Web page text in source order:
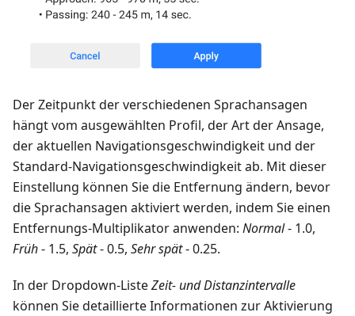
Der Zeitpunkt der verschiedenen Sprachansagen
hängt vom ausgewählten Profil, der Art der Ansage,
der aktuellen Navigationsgeschwindigkeit und der
Standard-Navigationsgeschwindigkeit ab. Mit dieser
Einstellung können Sie die Entfernung ändern, bevor
die Sprachansagen aktiviert werden, indem Sie einen
Entfernungs-Multiplikator anwenden: Normal- 1.0,
Früh- 1.5, Spät- 0.5, Sehr spät- 0.25.
In der Dropdown-ListeZeit- und Distanzintervalle
können Sie detaillierte Informationen zur Aktivierung